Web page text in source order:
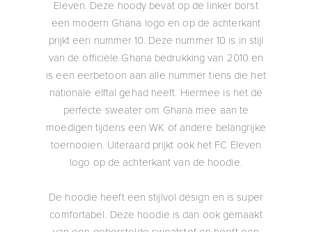
Eleven. Deze hoody bevat op de linker borst
een modern Ghana logo en op de achterkant
prijkt een nummer 10. Deze nummer 10 is in stijl
van de officiële Ghana bedrukking van 2010 en
is een eerbetoon aan alle nummer tiens die het
nationale elftal gehad heeft. Hiermee is het de
perfecte sweater om Ghana mee aan te
moedigen tijdens een WK of andere belangrijke
toernooien. Uiteraard prijkt ook het FC Eleven
logo op de achterkant van de hoodie.
De hoodie heeft een stijlvol design en is super
comfortabel. Deze hoodie is dan ook gemaakt